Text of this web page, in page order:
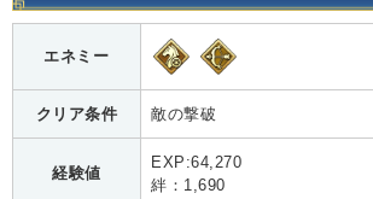
エネミー
クリア条件 敵の撃破
経験値
EXP:64,270
絆：1,690